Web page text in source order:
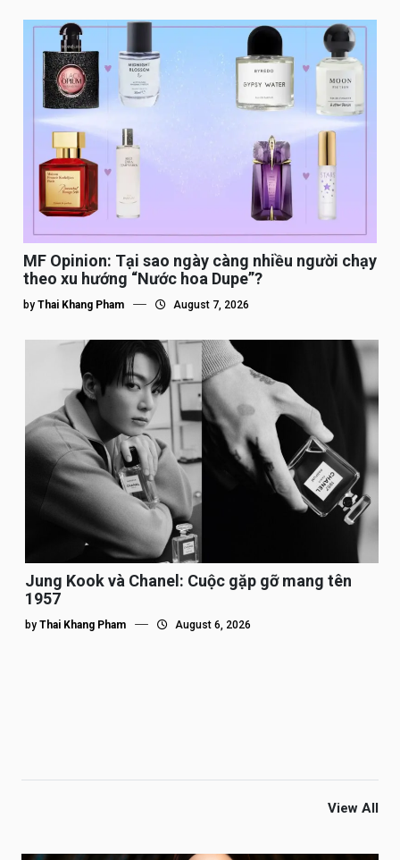
MF Opinion: Tại sao ngày càng nhiều người chạy
theo xu hướng “Nước hoa Dupe”?
by Thai Khang Pham August 7, 2026
Jung Kook và Chanel: Cuộc gặp gỡ mang tên
1957
by Thai Khang Pham August 6, 2026
View All